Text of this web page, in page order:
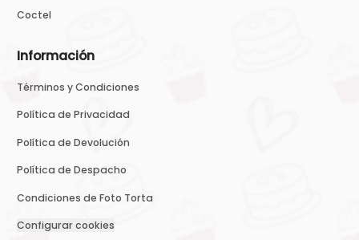
Coctel
Información
Términos y Condiciones
Política de Privacidad
Política de Devolución
Política de Despacho
Condiciones de Foto Torta
Configurar cookies